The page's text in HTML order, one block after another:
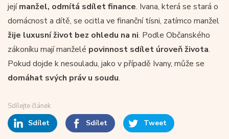
jejímanžel, odmítá sdílet finance. Ivana, která se stará o
domácnost a dítě, se ocitla ve finanční tísni, zatímco manžel
žije luxusní život bez ohledu na ni. Podle Občanského
zákoníku mají manželé povinnost sdílet úroveň života.
Pokud dojde k nesouladu, jako v případě Ivany, může se
domáhat svých práv u soudu.
Sdílejte článek
Sdílet Sdílet Tweet